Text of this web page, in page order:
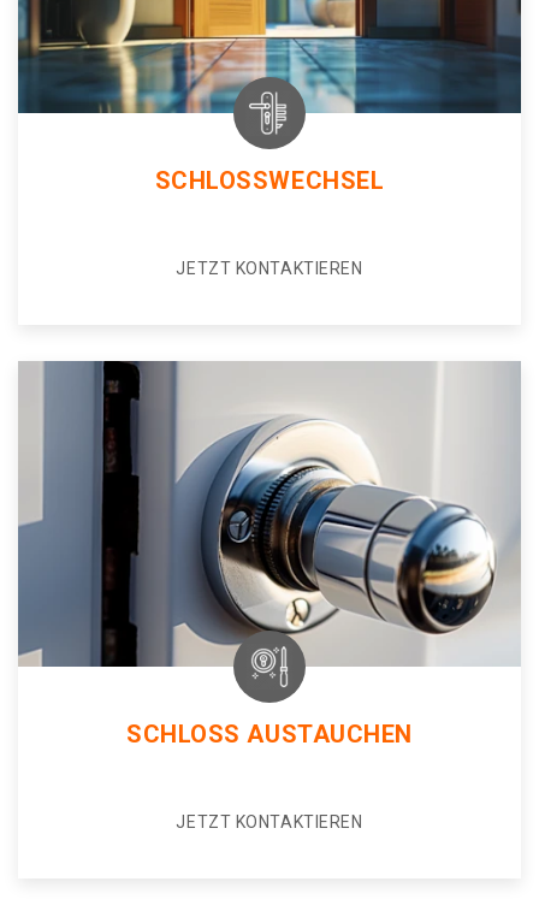
SCHLOSSWECHSEL
JETZT KONTAKTIEREN
SCHLOSS AUSTAUCHEN
JETZT KONTAKTIEREN